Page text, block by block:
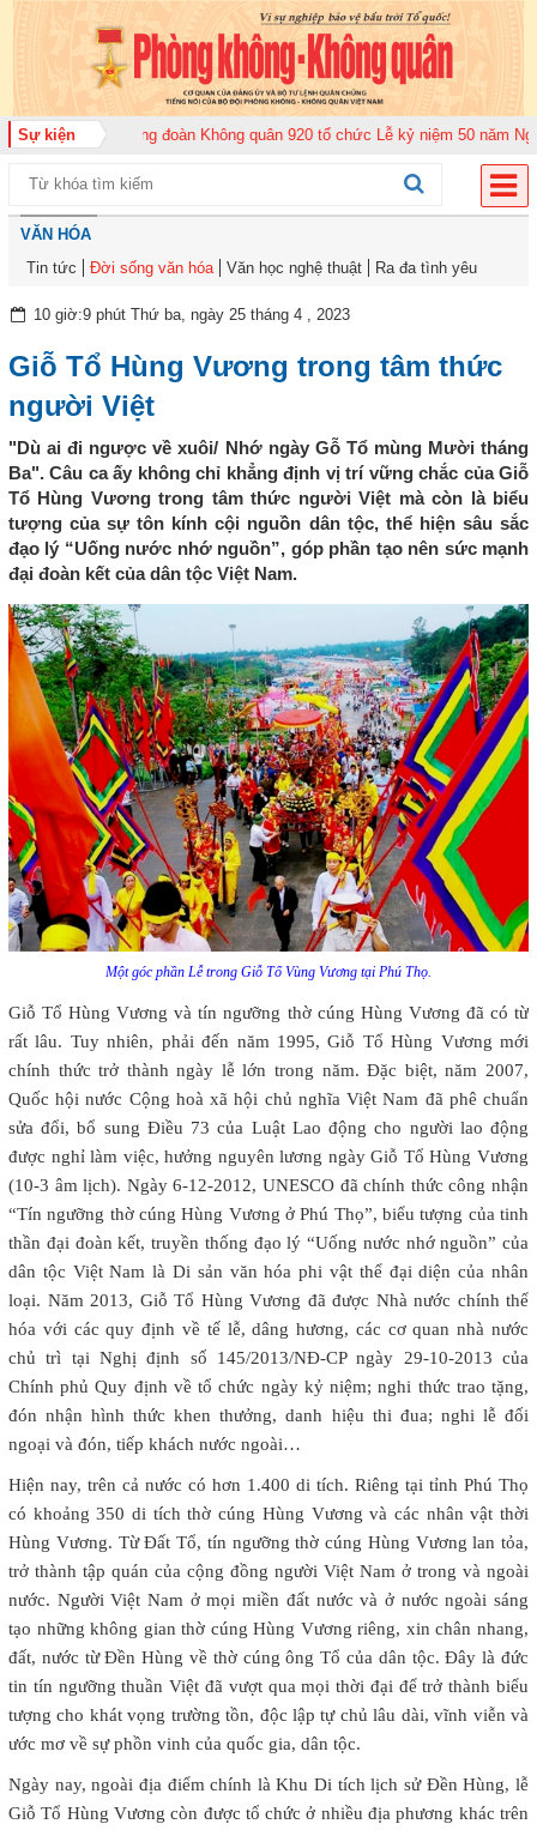
Sự kiện
2026 Trung đoàn Không quân 920 tổ chức Lễ kỷ niệm 50 năm Ngày
VĂN HÓA
Tin tức
Đời sống văn hóa Văn học nghệ thuật Ra đa tình yêu
10 giờ:9 phút Thứ ba, ngày 25 tháng 4 , 2023
Giỗ Tổ Hùng Vương trong tâm thức
người Việt
"Dù ai đi ngược về xuôi/ Nhớ ngày Gỗ Tổ mùng Mười tháng
Ba". Câu ca ấy không chỉ khẳng định vị trí vững chắc của Giỗ
Tổ Hùng Vương trong tâm thức người Việt mà còn là biểu
tượng của sự tôn kính cội nguồn dân tộc, thể hiện sâu sắc
đạo lý “Uống nước nhớ nguồn”, góp phần tạo nên sức mạnh
đại đoàn kết của dân tộc Việt Nam.
Một góc phần Lễ trong Giỗ Tổ Vùng Vương tại Phú Thọ.
Giỗ Tổ Hùng Vương và tín ngưỡng thờ cúng Hùng Vương đã có từ
rất lâu. Tuy nhiên, phải đến năm 1995, Giỗ Tổ Hùng Vương mới
chính thức trở thành ngày lễ lớn trong năm. Đặc biệt, năm 2007,
Quốc hội nước Cộng hoà xã hội chủ nghĩa Việt Nam đã phê chuẩn
sửa đổi, bổ sung Điều 73 của Luật Lao động cho người lao động
được nghỉ làm việc, hưởng nguyên lương ngày Giỗ Tổ Hùng Vương
(10-3 âm lịch). Ngày 6-12-2012, UNESCO đã chính thức công nhận
“Tín ngưỡng thờ cúng Hùng Vương ở Phú Thọ”, biểu tượng của tinh
thần đại đoàn kết, truyền thống đạo lý “Uống nước nhớ nguồn” của
dân tộc Việt Nam là Di sản văn hóa phi vật thể đại diện của nhân
loại. Năm 2013, Giỗ Tổ Hùng Vương đã được Nhà nước chính thể
hóa với các quy định về tế lễ, dâng hương, các cơ quan nhà nước
chủ trì tại Nghị định số 145/2013/NĐ-CP ngày 29-10-2013 của
Chính phủ Quy định về tổ chức ngày kỷ niệm; nghi thức trao tặng,
đón nhận hình thức khen thưởng, danh hiệu thi đua; nghi lễ đối
ngoại và đón, tiếp khách nước ngoài…
Hiện nay, trên cả nước có hơn 1.400 di tích. Riêng tại tỉnh Phú Thọ
có khoảng 350 di tích thờ cúng Hùng Vương và các nhân vật thời
Hùng Vương. Từ Đất Tổ, tín ngưỡng thờ cúng Hùng Vương lan tỏa,
trở thành tập quán của cộng đồng người Việt Nam ở trong và ngoài
nước. Người Việt Nam ở mọi miền đất nước và ở nước ngoài sáng
tạo những không gian thờ cúng Hùng Vương riêng, xin chân nhang,
đất, nước từ Đền Hùng về thờ cúng ông Tổ của dân tộc. Đây là đức
tin tín ngưỡng thuần Việt đã vượt qua mọi thời đại để trở thành biểu
tượng cho khát vọng trường tồn, độc lập tự chủ lâu dài, vĩnh viễn và
ước mơ về sự phồn vinh của quốc gia, dân tộc.
Ngày nay, ngoài địa điểm chính là Khu Di tích lịch sử Đền Hùng, lễ
Giỗ Tổ Hùng Vương còn được tổ chức ở nhiều địa phương khác trên